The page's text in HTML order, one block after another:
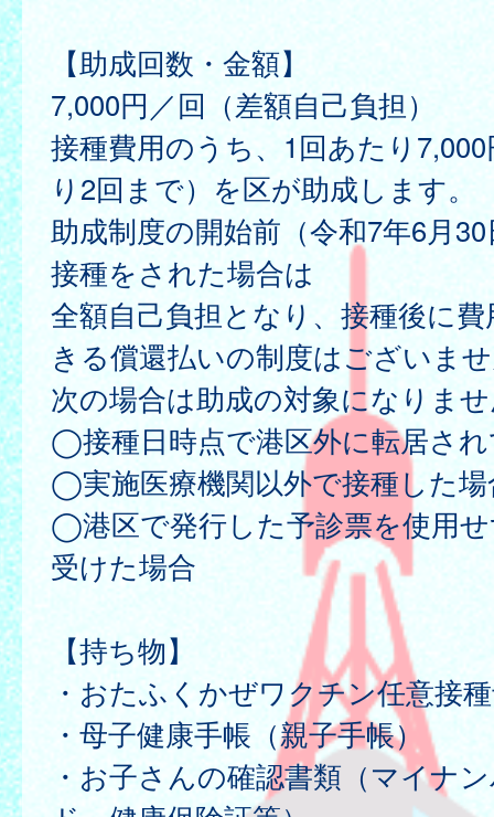
【助成回数・金額】
7,000円／回（差額自己負担）
接種費用のうち、1回あたり
り2回まで）を区が助成します。
助成制度の開始前（令和7年6月
接種をされた場合は
全額自己負担となり、接種後に
きる償還払いの制度はございま
次の場合は助成の対象になりま
◯接種日時点で港区外に転居さ
◯実施医療機関以外で接種した場
◯港区で発行した予診票を使用
受けた場合
【持ち物】
・おたふくかぜワクチン任意接
・母子健康手帳（親子手帳）
・お子さんの確認書類（マイナ